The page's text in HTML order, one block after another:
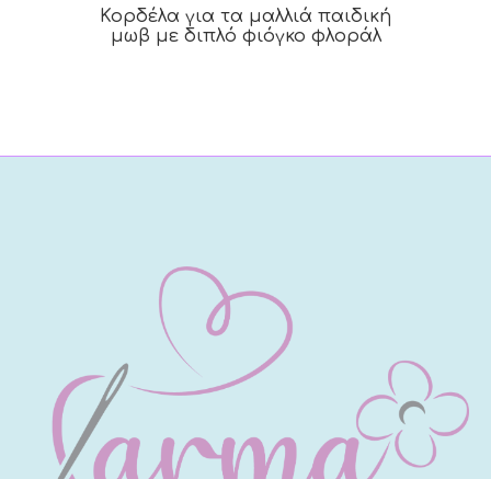
Κορδέλα για τα μαλλιά παιδική
μωβ με διπλό φιόγκο φλοράλ